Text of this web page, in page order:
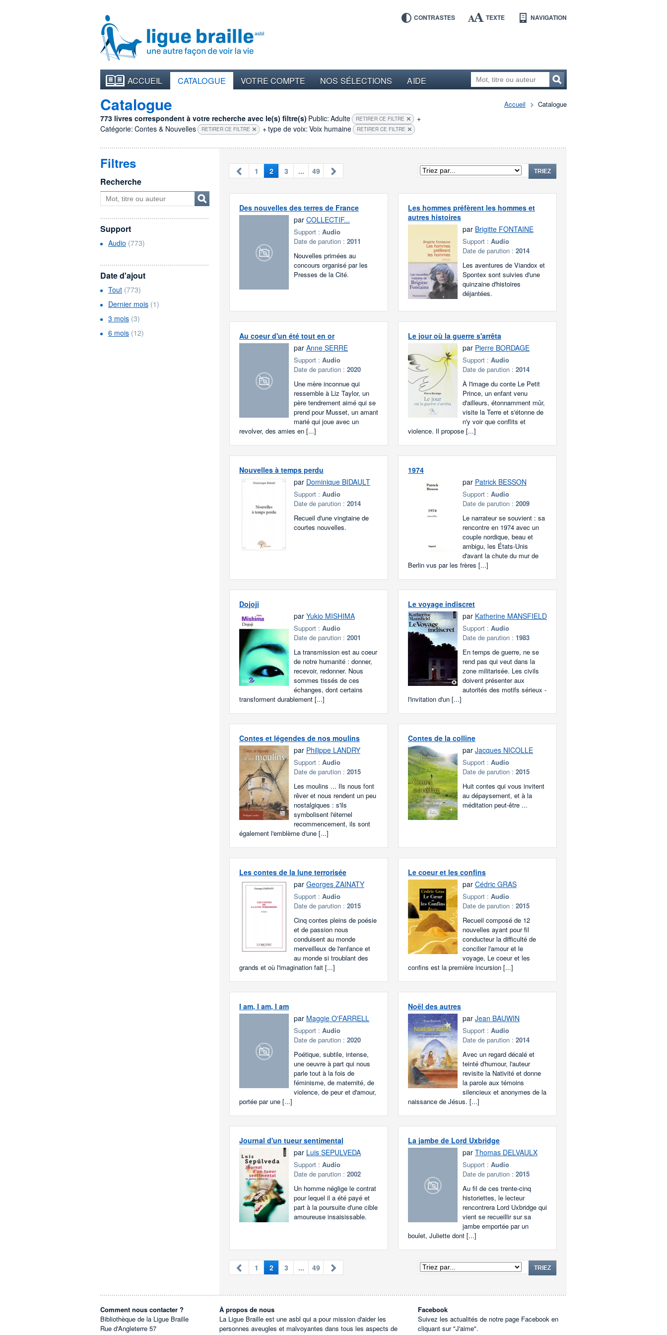
CONTRASTES TEXTE NAVIGATION
ACCUEIL CATALOGUE VOTRE COMPTE NOS SÉLECTIONS AIDE
Accueil Catalogue
Catalogue
773 livres correspondent à votre recherche avec le(s) filtre(s) Public: Adulte RETIRER CE FILTRE
+
Catégorie: Contes & Nouvelles RETIRER CE FILTRE +type de voix: Voix humaine RETIRER CE FILTRE
1 2 3 ... 49 TRIEZ
Des nouvelles des terres de France
parCOLLECTIF...
Support :Audio
Date de parution :2011
Nouvelles primées au
concours organisé par les
Presses de la Cité.
Les hommes préfèrent les hommes et
autres histoires
par Brigitte FONTAINE
Support : Audio
Date de parution : 2014
Les aventures de Viandox et
Spontex sont suivies d'une
quinzaine d'histoires
déjantées.
Au coeur d'un été tout en or
parAnne SERRE
Support :Audio
Date de parution :2020
Une mère inconnue qui
ressemble à Liz Taylor, un
père tendrement aimé qui se
prend pour Musset, un amant
marié qui joue avec un
revolver, des amies en [...]
Le jour où la guerre s'arrêta
par Pierre BORDAGE
Support : Audio
Date de parution : 2014
À l'image du conte Le Petit
Prince, un enfant venu
d'ailleurs, étonnamment mûr,
visite la Terre et s'étonne de
n'y voir que conflits et
violence. Il propose [...]
Nouvelles à temps perdu
par Dominique BIDAULT
Support :Audio
Date de parution :2014
Recueil d'une vingtaine de
courtes nouvelles.
1974
par Patrick BESSON
Support : Audio
Date de parution : 2009
Le narrateur se souvient : sa
rencontre en 1974 avec un
couple nordique, beau et
ambigu, les États-Unis
d'avant la chute du mur de
Berlin vus par les frères [...]
Dojoji
parYukio MISHIMA
Support :Audio
Date de parution :2001
La transmission est au coeur
de notre humanité : donner,
recevoir, redonner. Nous
sommes tissés de ces
échanges, dont certains
transforment durablement [...]
Le voyage indiscret
par Katherine MANSFIELD
Support : Audio
Date de parution : 1983
En temps de guerre, ne se
rend pas qui veut dans la
zone militarisée. Les civils
doivent présenter aux
autorités des motifs sérieux -
l'invitation d'un [...]
Contes et légendes de nos moulins
par Philippe LANDRY
Support :Audio
Date de parution :2015
Les moulins ... Ils nous font
rêver et nous rendent un peu
nostalgiques : s'ils
symbolisent l'éternel
recommencement, ils sont
également l'emblème d'une [...]
Contes de la colline
par Jacques NICOLLE
Support : Audio
Date de parution : 2015
Huit contes qui vous invitent
au dépaysement, et à la
méditation peut-être ...
Les contes de la lune terrorisée
parGeorges ZAINATY
Support :Audio
Date de parution :2015
Cinq contes pleins de poésie
et de passion nous
conduisent au monde
merveilleux de l'enfance et
au monde si troublant des
grands et où l'imagination fait [...]
Le coeur et les confins
par Cédric GRAS
Support : Audio
Date de parution : 2015
Recueil composé de 12
nouvelles ayant pour fil
conducteur la difficulté de
concilier l'amour et le
voyage, Le coeur et les
confins est la première incursion [...]
I am, I am, I am
par Maggie O'FARRELL
Support :Audio
Date de parution :2020
Poétique, subtile, intense,
une oeuvre à part qui nous
parle tout à la fois de
féminisme, de maternité, de
violence, de peur et d'amour,
portée par une [...]
Noël des autres
par Jean BAUWIN
Support : Audio
Date de parution : 2014
Avec un regard décalé et
teinté d'humour, l'auteur
revisite la Nativité et donne
la parole aux témoins
silencieux et anonymes de la
naissance de Jésus. [...]
Journal d'un tueur sentimental
par Luis SEPULVEDA
Support :Audio
Date de parution :2002
Un homme néglige le contrat
pour lequel il a été payé et
part à la poursuite d'une cible
amoureuse insaisissable.
La jambe de Lord Uxbridge
par Thomas DELVAULX
Support : Audio
Date de parution : 2015
Au fil de ces trente-cinq
historiettes, le lecteur
rencontrera Lord Uxbridge qui
vient se recueillir sur sa
jambe emportée par un
boulet, Juliette dont [...]
1 2 3 ... 49 TRIEZ
Filtres
Recherche
Support
Audio (773)
Date d'ajout
Tout (773)
Dernier mois (1)
3 mois (3)
6 mois (12)
Comment nous contacter ?
Bibliothèque de la Ligue Braille
Rue d'Angleterre 57
À propos de nous
La Ligue Braille est une asbl qui a pour mission d'aider les
personnes aveugles et malvoyantes dans tous les aspects de
Facebook
Suivez les actualités de notre page Facebook en
cliquant sur "J'aime".